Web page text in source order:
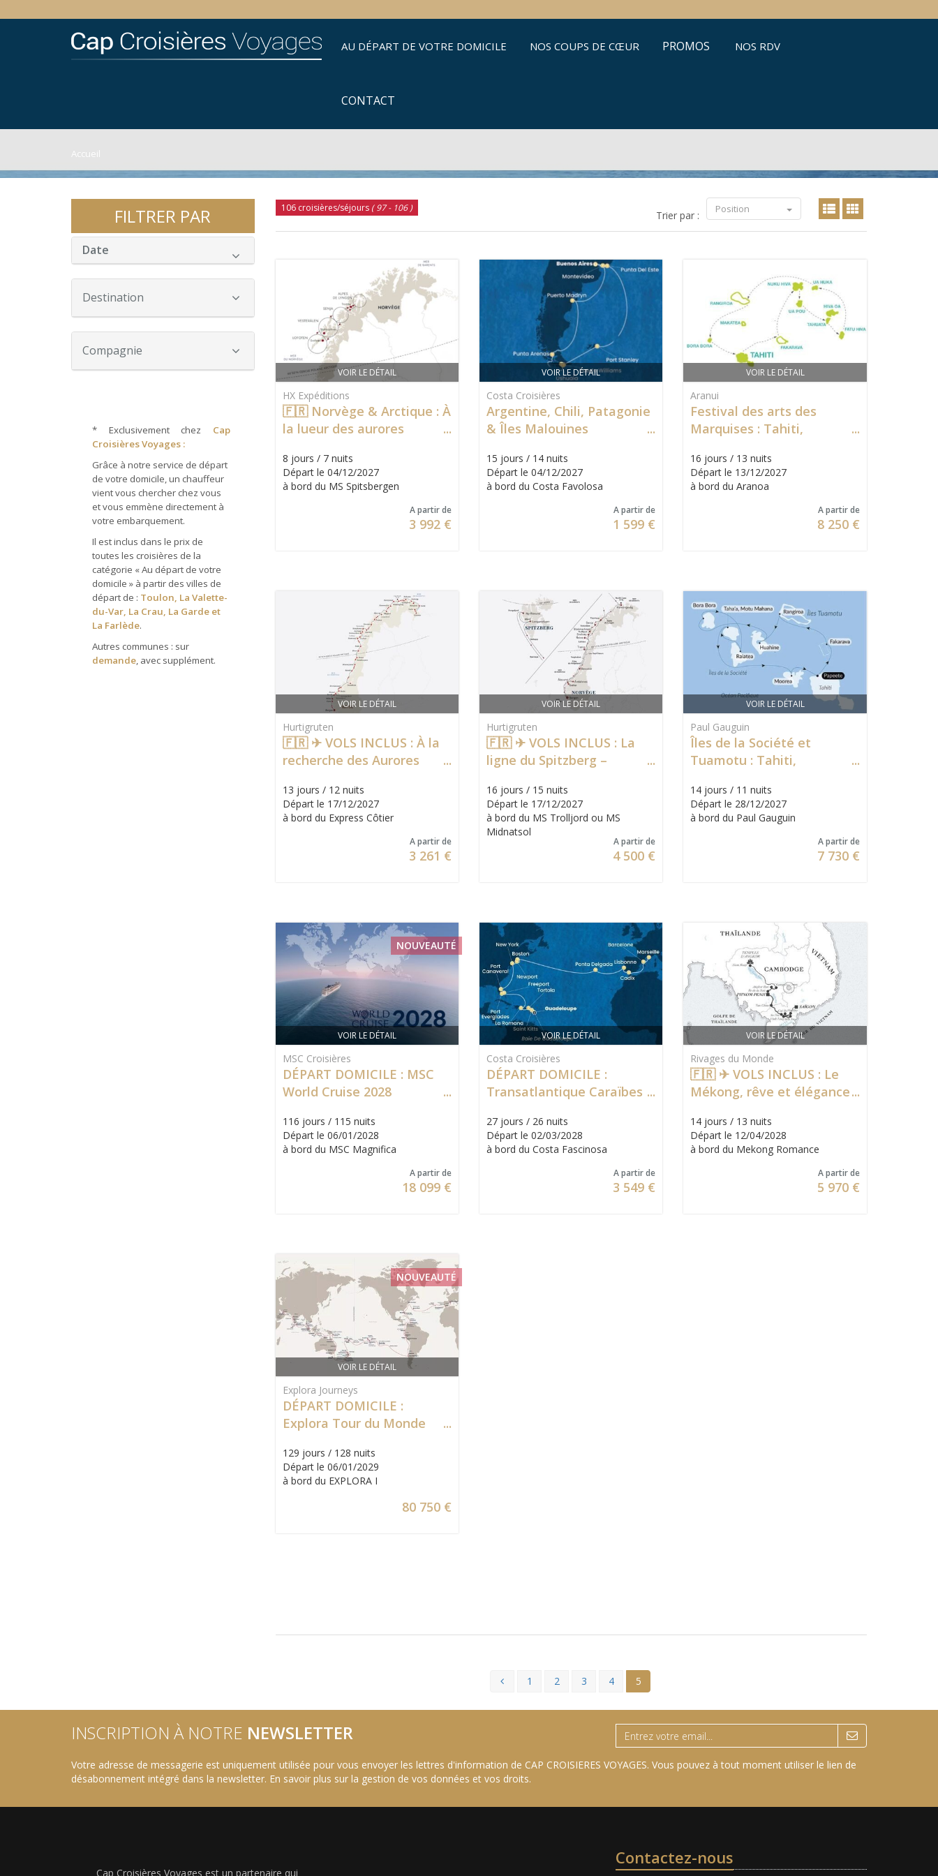
AU DÉPART DE VOTRE DOMICILE NOS COUPS DE CŒUR PROMOS NOS RDV
CONTACT
Accueil
FILTRER PAR
Date
Destination
Compagnie
* Exclusivement chez Cap
Croisières Voyages :
Grâce à notre service de départ
de votre domicile, un chauffeur
vient vous chercher chez vous
et vous emmène directement à
votre embarquement.
Il est inclus dans le prix de
toutes les croisières de la
catégorie « Au départ de votre
domicile » à partir des villes de
départ de : Toulon, La Valette-
du-Var, La Crau, La Garde et
La Farlède.
Autres communes : sur
demande, avec supplément.
106 croisières/séjours ( 97 - 106 )
Trier par : Position
VOIR LE DÉTAIL
HX Expéditions
🇫🇷 Norvège & Arctique : À
la lueur des aurores
8 jours / 7 nuits
Départ le 04/12/2027
à bord du MS Spitsbergen
A partir de
3 992 €
VOIR LE DÉTAIL
Costa Croisières
Argentine, Chili, Patagonie
& Îles Malouines
15 jours / 14 nuits
Départ le 04/12/2027
à bord du Costa Favolosa
A partir de
1 599 €
VOIR LE DÉTAIL
Aranui
Festival des arts des
Marquises : Tahiti,
Hiva, Bora Bora & Raiatea
16 jours / 13 nuits
Départ le 13/12/2027
à bord du Aranoa
A partir de
8 250 €
VOIR LE DÉTAIL
Hurtigruten
🇫🇷 ✈ VOLS INCLUS : À la
recherche des Aurores
Accompagnateur frança
13 jours / 12 nuits
Départ le 17/12/2027
à bord du Express Côtier
A partir de
3 261 €
VOIR LE DÉTAIL
Hurtigruten
🇫🇷 ✈ VOLS INCLUS : La
ligne du Spitzberg –
16 jours / 15 nuits
Départ le 17/12/2027
à bord du MS Trolljord ou MS
Midnatsol
A partir de
4 500 €
VOIR LE DÉTAIL
Paul Gauguin
Îles de la Société et
Tuamotu : Tahiti,
Bora & Moorea
14 jours / 11 nuits
Départ le 28/12/2027
à bord du Paul Gauguin
A partir de
7 730 €
VOIR LE DÉTAIL
NOUVEAUTÉ
MSC Croisières
DÉPART DOMICILE : MSC
World Cruise 2028
116 jours / 115 nuits
Départ le 06/01/2028
à bord du MSC Magnifica
A partir de
18 099 €
VOIR LE DÉTAIL
Costa Croisières
DÉPART DOMICILE :
Transatlantique Caraïbes
27 jours / 26 nuits
Départ le 02/03/2028
à bord du Costa Fascinosa
A partir de
3 549 €
VOIR LE DÉTAIL
Rivages du Monde
🇫🇷 ✈ VOLS INCLUS : Le
Mékong, rêve et élégance
14 jours / 13 nuits
Départ le 12/04/2028
à bord du Mekong Romance
A partir de
5 970 €
VOIR LE DÉTAIL
NOUVEAUTÉ
Explora Journeys
DÉPART DOMICILE :
Explora Tour du Monde
129 jours / 128 nuits
Départ le 06/01/2029
à bord du EXPLORA I
80 750 €
1 2 3 4 5
INSCRIPTION À NOTRE NEWSLETTER
Votre adresse de messagerie est uniquement utilisée pour vous envoyer les lettres d'information de CAP CROISIERES VOYAGES. Vous pouvez à tout moment utiliser le lien de
désabonnement intégré dans la newsletter. En savoir plus sur la gestion de vos données et vos droits.
Cap Croisières Voyages est un partenaire qui
Contactez-nous